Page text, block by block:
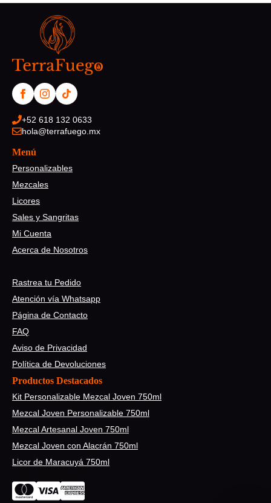
+52 618 132 0633
hola@terrafuego.mx
Menú
Personalizables
Mezcales
Licores
Sales y Sangritas
Mi Cuenta
Acerca de Nosotros
Rastrea tu Pedido
Atención vía Whatsapp
Página de Contacto
FAQ
Aviso de Privacidad
Política de Devoluciones
Productos Destacados
Kit Personalizable Mezcal Joven 750ml
Mezcal Joven Personalizable 750ml
Mezcal Artesanal Joven 750ml
Mezcal Joven con Alacrán 750ml
Licor de Maracuyá 750ml